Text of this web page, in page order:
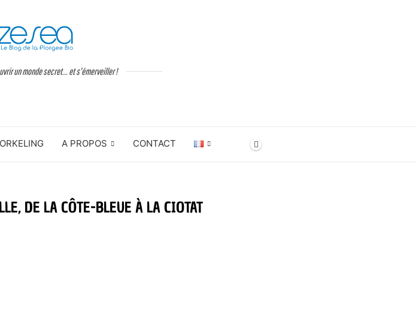
un monde secret... et s'émerveiller !
A PROPOS CONTACT
DE LA CÔTE-BLEUE À LA CIOTAT